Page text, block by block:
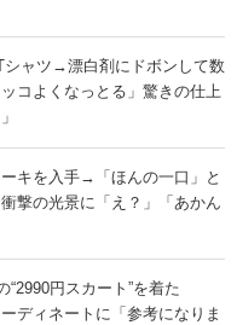
シャツ→漂白剤にドボンして数
よくなっとる」驚きの仕上
キを入手→「ほんの一口」と
の光景に「え？」「あかん
円スカート”を着た
ディネートに「参考になりま